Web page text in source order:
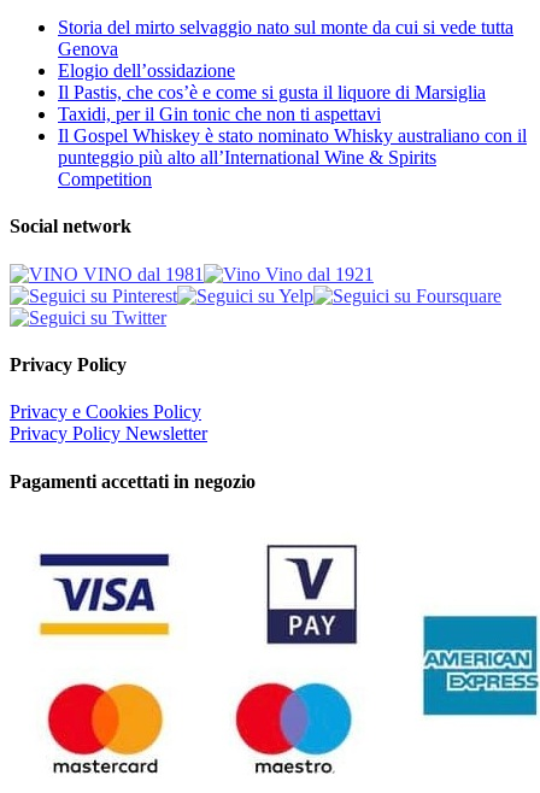
Storia del mirto selvaggio nato sul monte da cui si vede tutta
Genova
Elogio dell’ossidazione
Il Pastis, che cos’è e come si gusta il liquore di Marsiglia
Taxidi, per il Gin tonic che non ti aspettavi
Il Gospel Whiskey è stato nominato Whisky australiano con il
punteggio più alto all’International Wine & Spirits
Competition
Social network
Privacy Policy
Privacy e Cookies Policy
Privacy Policy Newsletter
Pagamenti accettati in negozio